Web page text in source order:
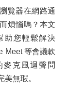
覽器在網路通
煩惱嗎？本文
助您輕鬆解決
Meet 等會議軟
麥克風迴聲問
無瑕。